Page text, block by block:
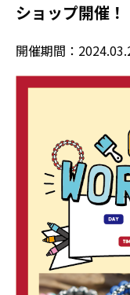
ショップ開催！
開催期間：